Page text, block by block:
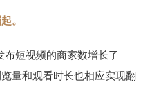
。
短视频的商家数增长了
量和观看时长也相应实现翻